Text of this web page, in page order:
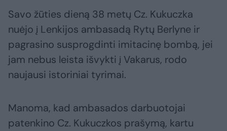
Savo žūties dieną 38 metų Cz. Kukuczka
nuėjo į Lenkijos ambasadą Rytų Berlyne ir
pagrasino susprogdinti imitacinę bombą, jei
jam nebus leista išvykti į Vakarus, rodo
naujausi istoriniai tyrimai.
Manoma, kad ambasados darbuotojai
patenkino Cz. Kukuczkos prašymą, kartu